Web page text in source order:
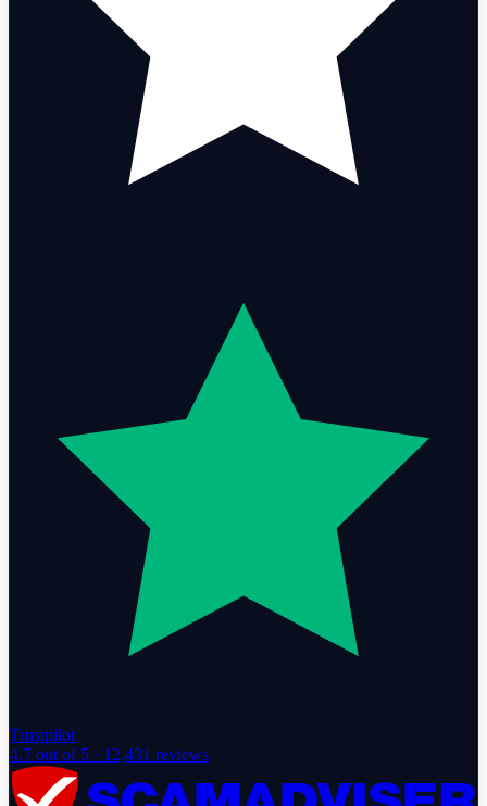
Trustpilot
4.7 out of 5 · 12,431 reviews